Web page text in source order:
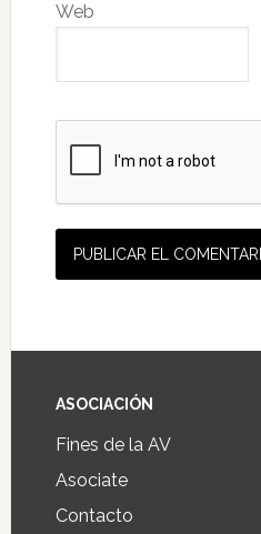
Web
ASOCIACIÓN
Fines de la AV
Asociate
Contacto